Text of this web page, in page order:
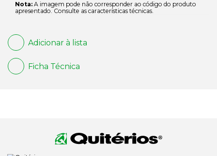
Nota: A imagem pode não corresponder ao código do produto
apresentado. Consulte as características técnicas.
Adicionar à lista
Ficha Técnica